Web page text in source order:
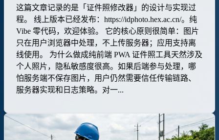
这篇文章记录的是「证件照修改器」的设计与实现过
程。 线上版本已经发布：https://idphoto.hex.ac.cn/。纯
Vibe 零代码，欢迎体验。 它的核心原则很简单：图片
只在用户浏览器中处理，不上传服务器；应用支持离
线使用。 为什么做成纯前端 PWA 证件照工具天然涉及
个人照片，隐私敏感度很高。如果后端参与处理，哪
怕服务端不保存图片，用户仍然需要信任传输链路、
服务器实现和日志策略。对一...